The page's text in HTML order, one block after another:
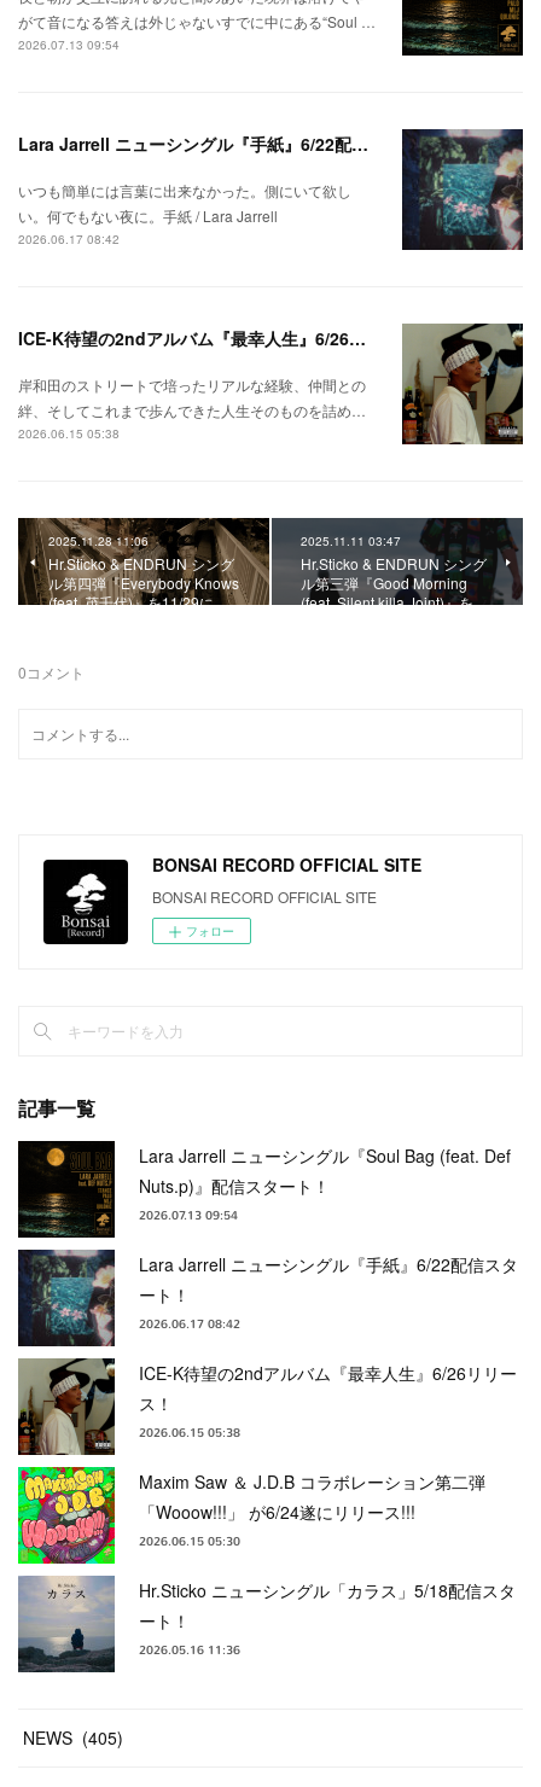
がて音になる答えは外じゃないすでに中にある“Soul …
2026.07.13 09:54
Lara Jarrell ニューシングル『手紙』6/22配信スタート！
いつも簡単には言葉に出来なかった。側にいて欲し
い。何でもない夜に。手紙 / Lara Jarrell
2026.06.17 08:42
ICE-K待望の2ndアルバム『最幸人生』6/26リリース！
岸和田のストリートで培ったリアルな経験、仲間との
絆、そしてこれまで歩んできた人生そのものを詰め…
2026.06.15 05:38
2025.11.28 11:06
Hr.Sticko & ENDRUN シング
ル第四弾『Everybody Knows
(feat. 茂千代)』を11/29に…
2025.11.11 03:47
Hr.Sticko & ENDRUN シング
ル第三弾『Good Morning
(feat. Silent killa Joint)』を…
0コメント
BONSAI RECORD OFFICIAL SITE
BONSAI RECORD OFFICIAL SITE
フォロー
記事一覧
Lara Jarrell ニューシングル『Soul Bag (feat. Def
Nuts.p)』配信スタート！
2026.07.13 09:54
Lara Jarrell ニューシングル『手紙』6/22配信スタ
ート！
2026.06.17 08:42
ICE-K待望の2ndアルバム『最幸人生』6/26リリー
ス！
2026.06.15 05:38
Maxim Saw ＆ J.D.B コラボレーション第二弾
「Wooow!!!」 が6/24遂にリリース!!!
2026.06.15 05:30
Hr.Sticko ニューシングル「カラス」5/18配信スタ
ート！
2026.05.16 11:36
NEWS (405)